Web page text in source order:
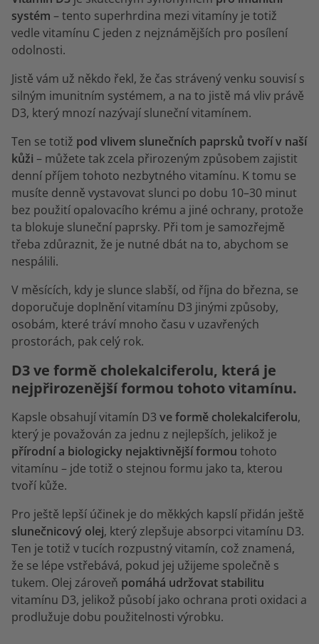
systém – tento superhrdina mezi vitamíny je totiž
vedle vitamínu C jeden z nejznámějších pro posílení
odolnosti.
Jistě vám už někdo řekl, že čas strávený venku souvisí s
silným imunitním systémem, a na to jistě má vliv právě
D3, který mnozí nazývají sluneční vitamínem.
Ten se totiž pod vlivem slunečních paprsků tvoří v naší
kůži – můžete tak zcela přirozeným způsobem zajistit
denní příjem tohoto nezbytného vitamínu. K tomu se
musíte denně vystavovat slunci po dobu 10–30 minut
bez použití opalovacího krému a jiné ochrany, protože
ta blokuje sluneční paprsky. Při tom je samozřejmě
třeba zdůraznit, že je nutné dbát na to, abychom se
nespálili.
V měsících, kdy je slunce slabší, od října do března, se
doporučuje doplnění vitamínu D3 jinými způsoby,
osobám, které tráví mnoho času v uzavřených
prostorách, pak celý rok.
D3 ve formě cholekalciferolu, která je
nejpřirozenější formou tohoto vitamínu.
Kapsle obsahují vitamín D3 ve formě cholekalciferolu,
který je považován za jednu z nejlepších, jelikož je
přírodní a biologicky nejaktivnější formou tohoto
vitamínu – jde totiž o stejnou formu jako ta, kterou
tvoří kůže.
Pro ještě lepší účinek je do měkkých kapslí přidán ještě
slunečnicový olej, který zlepšuje absorpci vitamínu D3.
Ten je totiž v tucích rozpustný vitamín, což znamená,
že se lépe vstřebává, pokud jej užijeme společně s
tukem. Olej zároveň pomáhá udržovat stabilitu
vitamínu D3, jelikož působí jako ochrana proti oxidaci a
prodlužuje dobu použitelnosti výrobku.